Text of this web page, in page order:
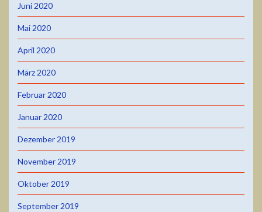
Juni 2020
Mai 2020
April 2020
März 2020
Februar 2020
Januar 2020
Dezember 2019
November 2019
Oktober 2019
September 2019